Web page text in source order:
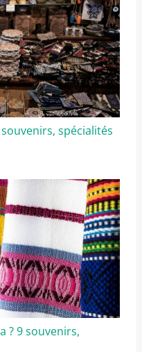
spécialités
? 9 souvenirs,